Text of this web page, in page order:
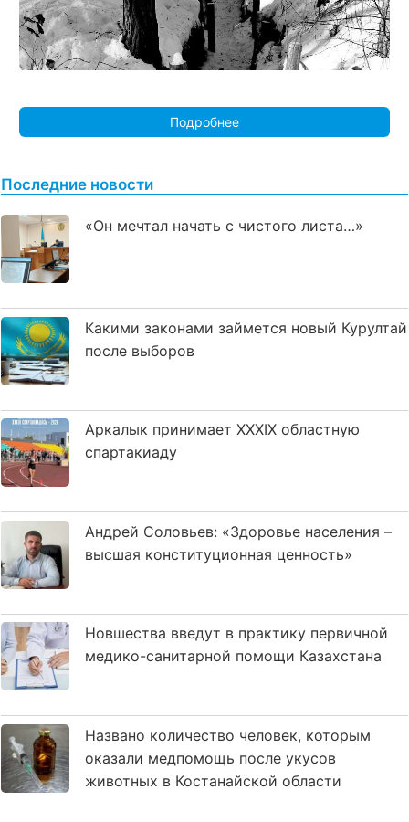
Подробнее
Последние новости
«Он мечтал начать с чистого листа…»
Какими законами займется новый Курултай
после выборов
Аркалык принимает XXXIX областную
спартакиаду
Андрей Соловьев: «Здоровье населения –
высшая конституционная ценность»
Новшества введут в практику первичной
медико-санитарной помощи Казахстана
Названо количество человек, которым
оказали медпомощь после укусов
животных в Костанайской области